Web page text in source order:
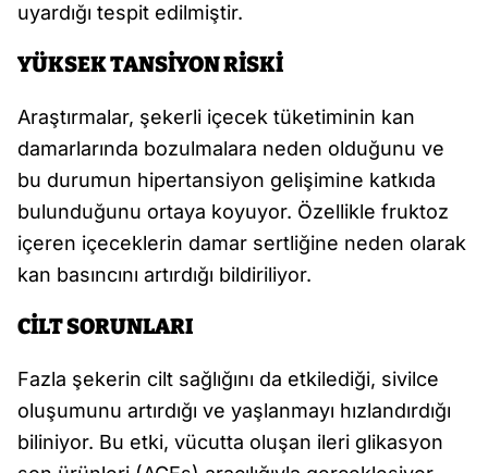
uyardığı tespit edilmiştir.
YÜKSEK TANSİYON RİSKİ
Araştırmalar, şekerli içecek tüketiminin kan
damarlarında bozulmalara neden olduğunu ve
bu durumun hipertansiyon gelişimine katkıda
bulunduğunu ortaya koyuyor. Özellikle fruktoz
içeren içeceklerin damar sertliğine neden olarak
kan basıncını artırdığı bildiriliyor.
CİLT SORUNLARI
Fazla şekerin cilt sağlığını da etkilediği, sivilce
oluşumunu artırdığı ve yaşlanmayı hızlandırdığı
biliniyor. Bu etki, vücutta oluşan ileri glikasyon